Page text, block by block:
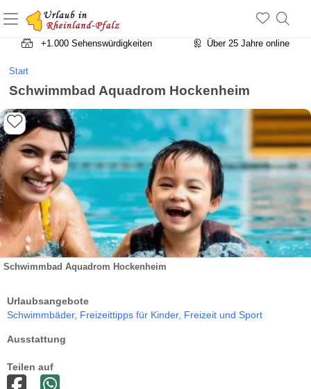
+1.500 Unterkünfte in Rheinland-Pfalz
+1.000 Sehenswürdigkeiten
Über 25 Jahre online
Start
Schwimmbad Aquadrom Hockenheim
Schwimmbad Aquadrom Hockenheim
Urlaubsangebote
Schwimmbäder, Freizeittipps für Kinder, Freizeit und Sport
Ausstattung
Teilen auf